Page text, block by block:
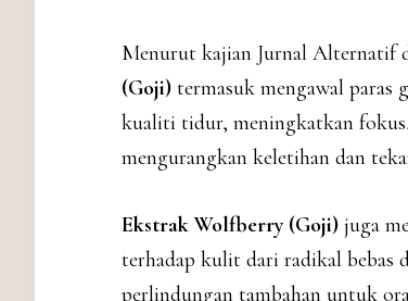
Menurut kajian Jurnal Alternatif
(Goji) termasuk mengawal paras
kualiti tidur, meningkatkan
mengurangkan keletihan dan
Ekstrak Wolfberry (Goji) juga
terhadap kulit dari radikal bebas
perlindungan tambahan untuk